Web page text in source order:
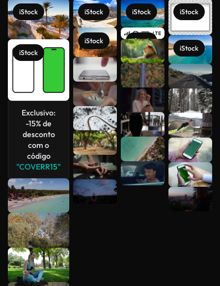
iStock
iStock
Exclusivo:
-15% de
desconto
com o
código
"COVERR15"
iStock
iStock
iStock
iStock
iStock
iStock
Veja mais